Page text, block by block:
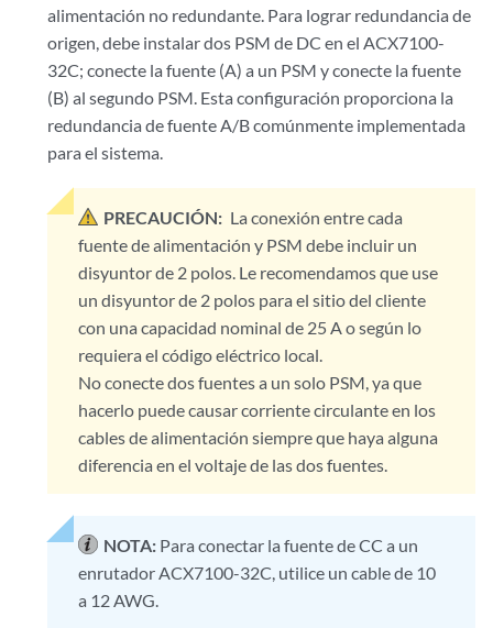
alimentación no redundante. Para lograr redundancia de
origen, debe instalar dos PSM de DC en el ACX7100-
32C; conecte la fuente (A) a un PSM y conecte la fuente
(B) al segundo PSM. Esta configuración proporciona la
redundancia de fuente A/B comúnmente implementada
para el sistema.
PRECAUCIÓN: La conexión entre cada
fuente de alimentación y PSM debe incluir un
disyuntor de 2 polos. Le recomendamos que use
un disyuntor de 2 polos para el sitio del cliente
con una capacidad nominal de 25 A o según lo
requiera el código eléctrico local.
No conecte dos fuentes a un solo PSM, ya que
hacerlo puede causar corriente circulante en los
cables de alimentación siempre que haya alguna
diferencia en el voltaje de las dos fuentes.
NOTA: Para conectar la fuente de CC a un
enrutador ACX7100-32C, utilice un cable de 10
a 12 AWG.